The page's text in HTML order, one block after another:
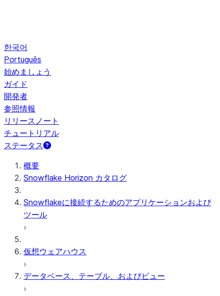
한국어
Português
始めましょう
ガイド
開発者
参照情報
リリースノート
チュートリアル
ステータス
概要
Snowflake Horizon カタログ
Snowflakeに接続するためのアプリケーションおよび
ツール
仮想ウェアハウス
データベース、テーブル、およびビュー